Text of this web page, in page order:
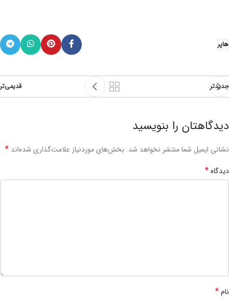
هاپر
جدیدتر قدیمی‌تر
دیدگاهتان را بنویسید
نشانی ایمیل شما منتشر نخواهد شد. بخش‌های موردنیاز علامت‌گذاری شده‌اند *
دیدگاه*
نام*